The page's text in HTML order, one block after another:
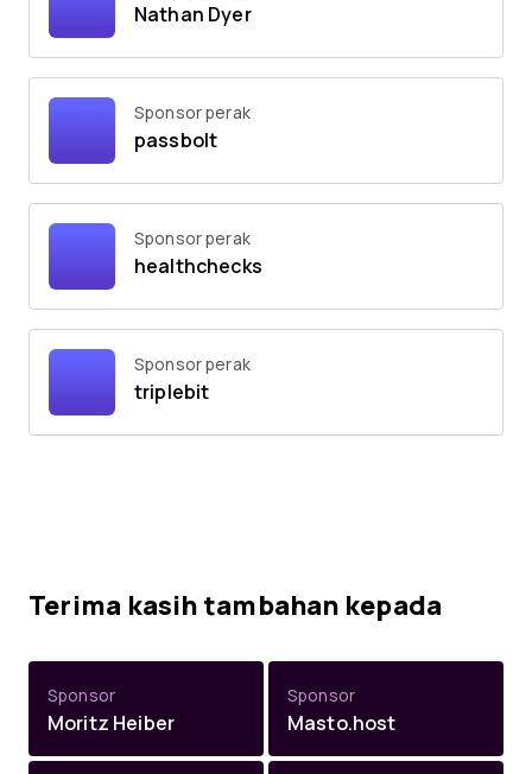
Nathan Dyer
Sponsor perak
passbolt
Sponsor perak
healthchecks
Sponsor perak
triplebit
Terima kasih tambahan kepada
Sponsor
Moritz Heiber
Sponsor
Masto.host